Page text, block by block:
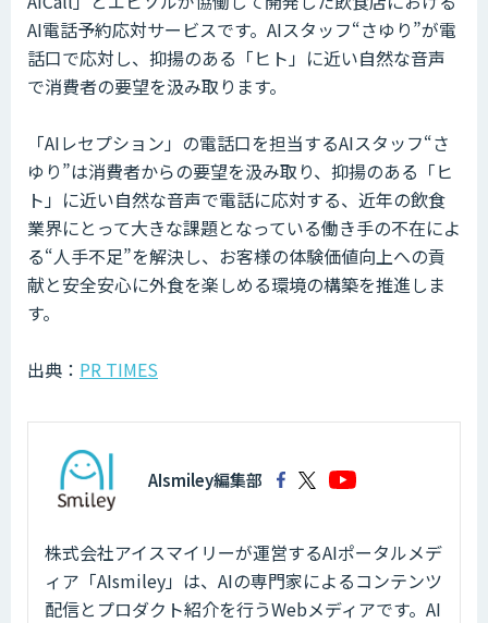
AI電話予約応対サービスです。AIスタッフ“さゆり”が電
話口で応対し、抑揚のある「ヒト」に近い自然な音声
で消費者の要望を汲み取ります。
「AIレセプション」の電話口を担当するAIスタッフ“さ
ゆり”は消費者からの要望を汲み取り、抑揚のある「ヒ
ト」に近い自然な音声で電話に応対する、近年の飲食
業界にとって大きな課題となっている働き手の不在によ
る“人手不足”を解決し、お客様の体験価値向上への貢
献と安全安心に外食を楽しめる環境の構築を推進しま
す。
出典： PR TIMES
AIsmiley編集部
株式会社アイスマイリーが運営するAIポータルメデ
ィア「AIsmiley」は、AIの専門家によるコンテンツ
配信とプロダクト紹介を行うWebメディアです。AI